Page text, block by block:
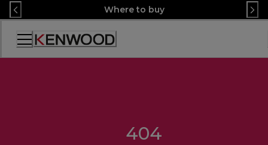
Skip
to
Content
Where to buy
Accessibility
Statement
404